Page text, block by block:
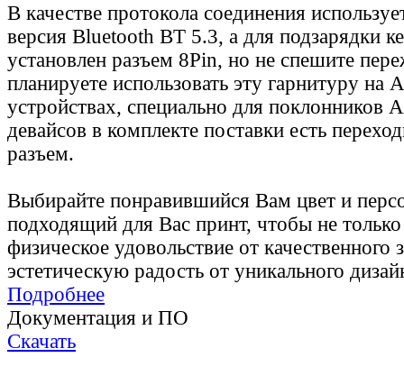
В качестве протокола соединения
версия Bluetooth BT 5.3, а для подзарядки
установлен разъем 8Pin, но не спешите
планируете использовать эту гарнитуру на
устройствах, специально для поклонников
девайсов в комплекте поставки есть
разъем.
Выбирайте понравившийся Вам цвет и
подходящий для Вас принт, чтобы не только
физическое удовольствие от качественного
эстетическую радость от уникального
Подробнее
Документация и ПО
Скачать